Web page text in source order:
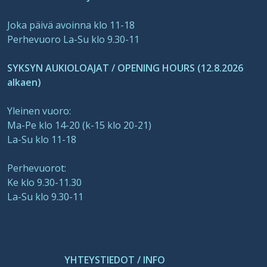
Joka päivä avoinna klo 11-18
Perhevuoro La-Su klo 9.30-11
SYKSYN AUKIOLOAJAT / OPENING HOURS (12.8.2026
alkaen)
Yleinen vuoro:
Ma-Pe klo 14-20 (k-15 klo 20-21)
La-Su klo 11-18
Perhevuorot:
Ke klo 9.30-11.30
La-Su klo 9.30-11
YHTEYSTIEDOT / INFO